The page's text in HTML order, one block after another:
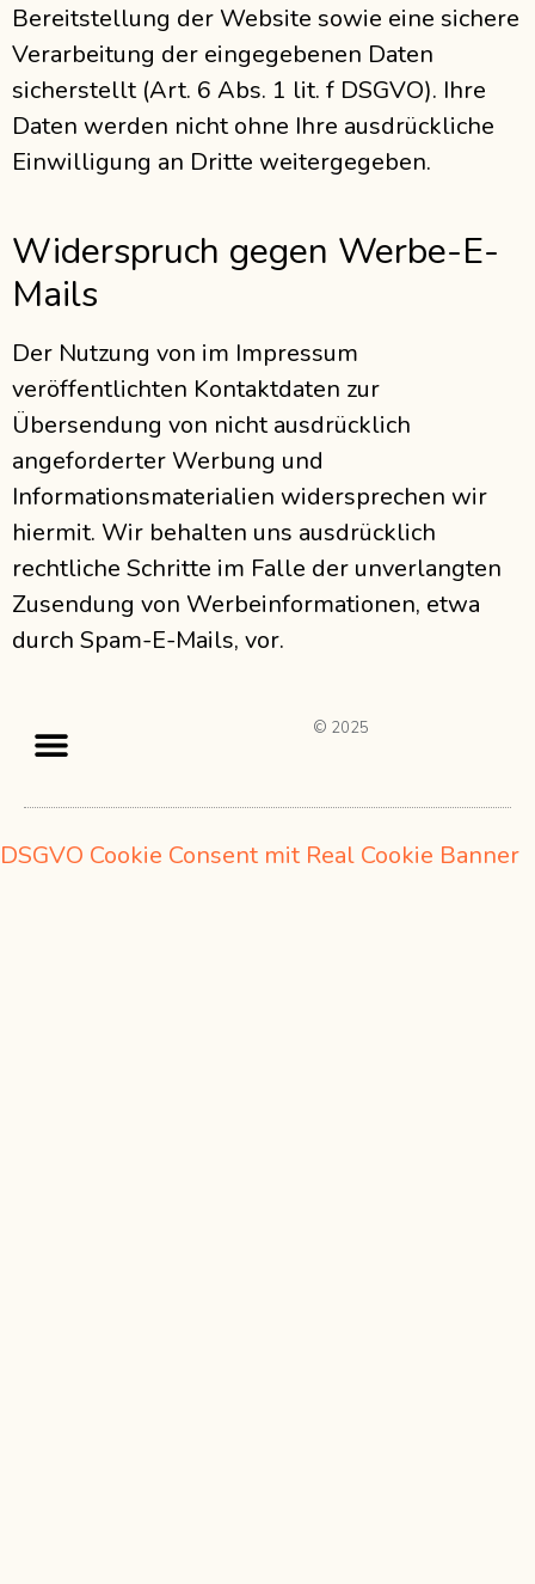
Bereitstellung der Website sowie eine sichere
Verarbeitung der eingegebenen Daten
sicherstellt (Art. 6 Abs. 1 lit. f DSGVO). Ihre
Daten werden nicht ohne Ihre ausdrückliche
Einwilligung an Dritte weitergegeben.
Widerspruch gegen Werbe-E-
Mails
Der Nutzung von im Impressum
veröffentlichten Kontaktdaten zur
Übersendung von nicht ausdrücklich
angeforderter Werbung und
Informationsmaterialien widersprechen wir
hiermit. Wir behalten uns ausdrücklich
rechtliche Schritte im Falle der unverlangten
Zusendung von Werbeinformationen, etwa
durch Spam-E-Mails, vor.
© 2025
DSGVO Cookie Consent mit Real Cookie Banner